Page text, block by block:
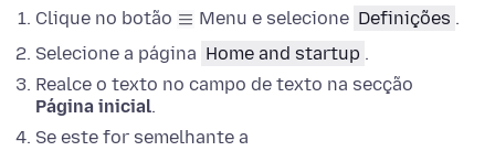
Clique no botão Menu e selecione Definições .
Selecione a página Home and startup .
Realce o texto no campo de texto na secção
Página inicial.
Se este for semelhante a